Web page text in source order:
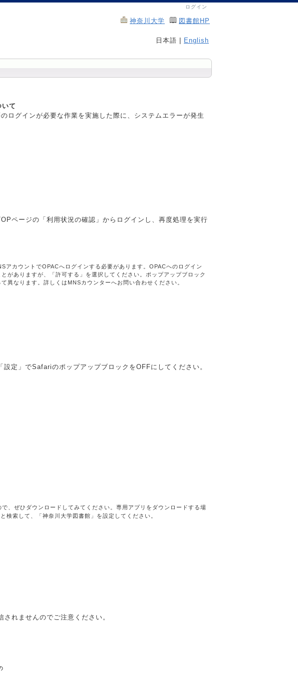
ログイン
神奈川大学 図書館HP
日本語 | English
て
ログインが必要な作業を実施した際に、システムエラーが発生
ページの「利用状況の確認」からログインし、再度処理を実行
カウントでOPACへログインする必要があります。OPACへのログイン
がありますが、「許可する」を選択してください。ポップアップブロック
異なります。詳しくはMNSカウンターへお問い合わせください。
定」でSafariのポップアップブロックをOFFにしてください。
、ぜひダウンロードしてみてください。専用アプリをダウンロードする場
索して、「神奈川大学図書館」を設定してください。
れませんのでご注意ください。